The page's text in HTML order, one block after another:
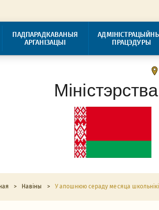
ПАДПАРАДКАВАНЫЯ
АРГАНІЗАЦЫІ
ПРАЦЭДУРЫ
> Навіны > У апошнюю сераду месяца